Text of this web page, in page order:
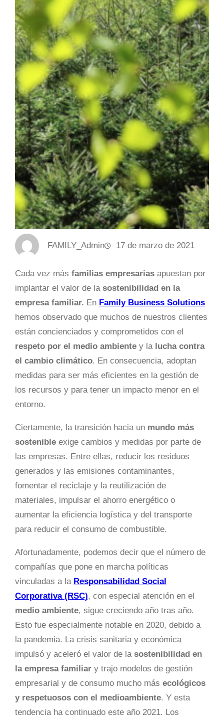
FAMILY_Admin 17 de marzo de 2021
Cada vez más familias empresarias apuestan por
implantar el valor de la sostenibilidad en la
empresa familiar. En Family Business Solutions
hemos observado que muchos de nuestros clientes
están concienciados y comprometidos con el
respeto por el medio ambiente y la lucha contra
el cambio climático. En consecuencia, adoptan
medidas para ser más eficientes en la gestión de
los recursos y para tener un impacto menor en el
entorno.
Ciertamente, la transición hacia un mundo más
sostenible exige cambios y medidas por parte de
las empresas. Entre ellas, reducir los residuos
generados y las emisiones contaminantes,
fomentar el reciclaje y la reutilización de
materiales, impulsar el ahorro energético o
aumentar la eficiencia logística y del transporte
para reducir el consumo de combustible.
Afortunadamente, podemos decir que el número de
compañías que pone en marcha políticas
vinculadas a la Responsabilidad Social
Corporativa (RSC), con especial atención en el
medio ambiente, sigue creciendo año tras año.
Esto fue especialmente notable en 2020, debido a
la pandemia. La crisis sanitaria y económica
impulsó y aceleró el valor de la sostenibilidad en
la empresa familiar y trajo modelos de gestión
empresarial y de consumo mucho más ecológicos
y respetuosos con el medioambiente. Y esta
tendencia ha continuado este año 2021. Los